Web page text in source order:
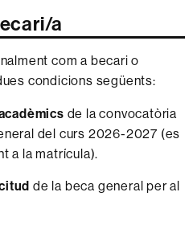
a
com a becari o
condicions següents:
de la convocatòria
del curs 2026-2027 (es
a la matrícula).
de la beca general per al